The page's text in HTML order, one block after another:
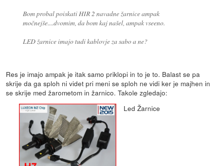
Bom probal poiskati HIR 2 navadne žarnice ampak
močnejše....dvomim, da bom kaj našel, ampak vseeno.
LED žarnice imajo tudi kablovje za sabo a ne?
Res je imajo ampak je itak samo priklopi in to je to. Balast se pa
skrije da ga sploh ni videt pri meni se sploh ne vidi ker je majhen in
se skrije med žarometom in žarnico. Takole zgledajo:
Led Žarnice